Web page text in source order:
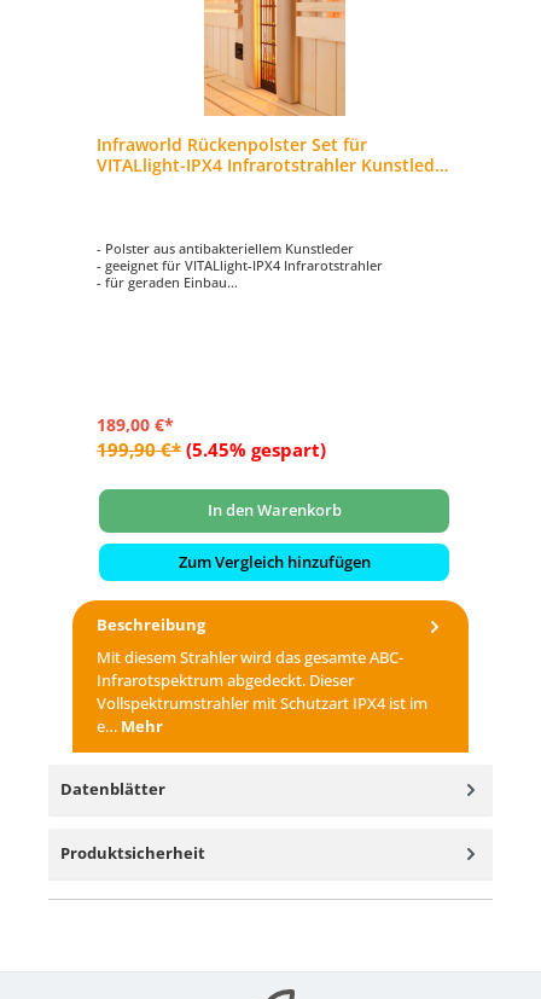
Infraworld Rückenpolster Set für
VITALlight-IPX4 Infrarotstrahler Kunstleder
- Polster aus antibakteriellem Kunstleder
- geeignet für VITALlight-IPX4 Infrarotstrahler
- für geraden Einbau
189,00 €*
199,90 €* (5.45% gespart)
In den Warenkorb
Zum Vergleich hinzufügen
Beschreibung
Mit diesem Strahler wird das gesamte ABC-
Infrarotspektrum abgedeckt. Dieser
Vollspektrumstrahler mit Schutzart IPX4 ist im
e… Mehr
Datenblätter
Produktsicherheit